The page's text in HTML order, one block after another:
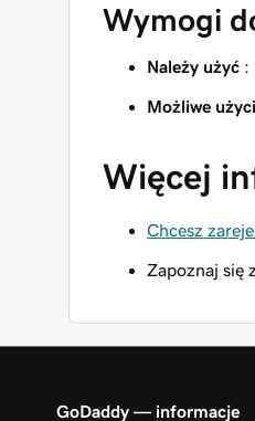
Wymogi
Należy użyć :
Możliwe
Więcej
Chcesz
Zapoznaj się
GoDaddy — informacje